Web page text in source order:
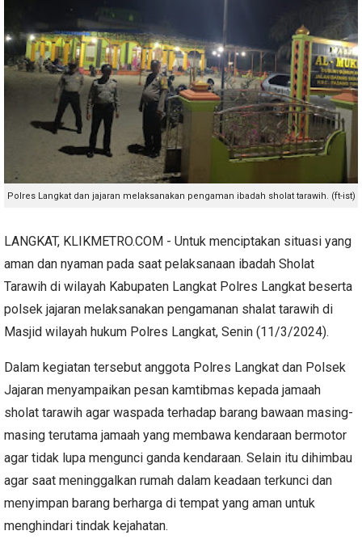
Polres Langkat dan jajaran melaksanakan pengaman ibadah sholat tarawih. (ft-ist)
LANGKAT, KLIKMETRO.COM - Untuk menciptakan situasi yang
aman dan nyaman pada saat pelaksanaan ibadah Sholat
Tarawih di wilayah Kabupaten Langkat Polres Langkat beserta
polsek jajaran melaksanakan pengamanan shalat tarawih di
Masjid wilayah hukum Polres Langkat, Senin (11/3/2024).
Dalam kegiatan tersebut anggota Polres Langkat dan Polsek
Jajaran menyampaikan pesan kamtibmas kepada jamaah
sholat tarawih agar waspada terhadap barang bawaan masing-
masing terutama jamaah yang membawa kendaraan bermotor
agar tidak lupa mengunci ganda kendaraan. Selain itu dihimbau
agar saat meninggalkan rumah dalam keadaan terkunci dan
menyimpan barang berharga di tempat yang aman untuk
menghindari tindak kejahatan.